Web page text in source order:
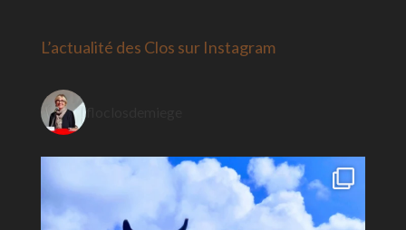
L’actualité des Clos sur Instagram
floclosdemiege